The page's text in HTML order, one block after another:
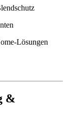
Lösungen
&